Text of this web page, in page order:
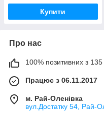
Купити
Про нас
100% позитивних з 135
Працює з 06.11.2017
м. Рай-Оленівка
вул.Достатку 54, Рай-